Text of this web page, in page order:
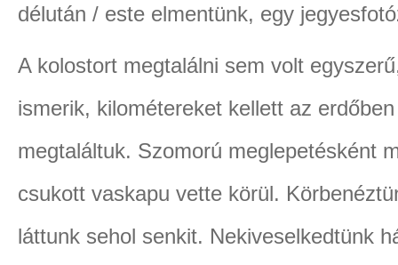
délután / este elmentünk, egy
A kolostort megtalálni sem volt
ismerik, kilométereket kellett az
megtaláltuk. Szomorú meglepetésként
csukott vaskapu vette körül.
láttunk sehol senkit. Nekiveselkedtünk